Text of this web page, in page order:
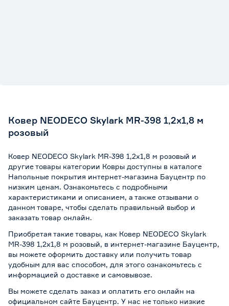
Ковер NEODECO Skylark MR-398 1,2x1,8 м
розовый
Ковер NEODECO Skylark MR-398 1,2x1,8 м розовый и
другие товары категории Ковры доступны в каталоге
Напольные покрытия интернет-магазина Бауцентр по
низким ценам. Ознакомьтесь с подробными
характеристиками и описанием, а также отзывами о
данном товаре, чтобы сделать правильный выбор и
заказать товар онлайн.
Приобретая такие товары, как Ковер NEODECO Skylark
MR-398 1,2x1,8 м розовый, в интернет-магазине Бауцентр,
вы можете оформить доставку или получить товар
удобным для вас способом, для этого ознакомьтесь с
информацией о доставке и самовывозе.
Вы можете сделать заказ и оплатить его онлайн на
официальном сайте Бауцентр. У нас не только низкие